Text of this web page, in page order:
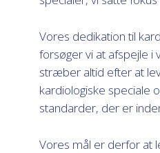
Vores dedikation til
forsøger vi at afspejle i
stræber altid efter at
kardiologiske speciale
standarder, der er
Vores mål er derfor at